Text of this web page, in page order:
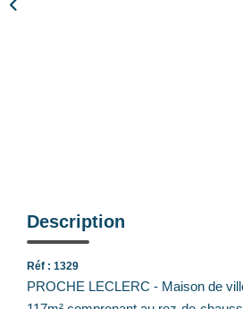
Description
Réf : 1329
PROCHE LECLERC - Maison de